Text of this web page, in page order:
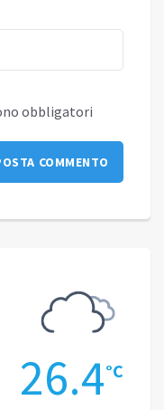
obbligatori
22.9°C